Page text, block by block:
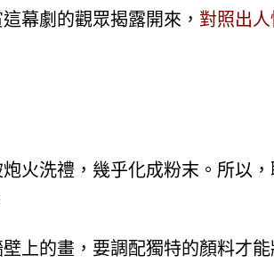
幕劇的觀眾揭露開來， 對照出
火洗禮，幾乎化成粉末。所以
上的畫，要調配獨特的顏料才